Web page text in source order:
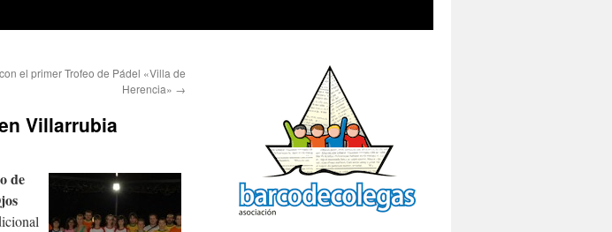
el primer Trofeo de Pádel «Villa de
Herencia» →
Villarrubia
de